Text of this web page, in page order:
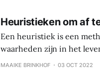
Heuristieken om af
Een heuristiek is een
waarheden zijn in het
persoonlijke reis, waarin
MAAIKE BRINKHOF 03 OCT 2022